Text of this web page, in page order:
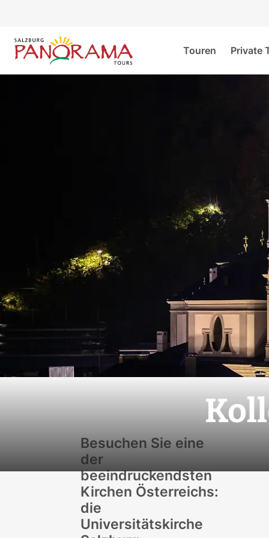
Touren Private
Besuchen Sie eine
der
beeindruckendsten
Kirchen Österreichs:
die
Universitätskirche